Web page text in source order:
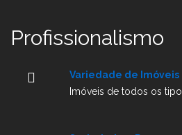
Profissionalismo
Variedade de Imóveis
Imóveis de todos os